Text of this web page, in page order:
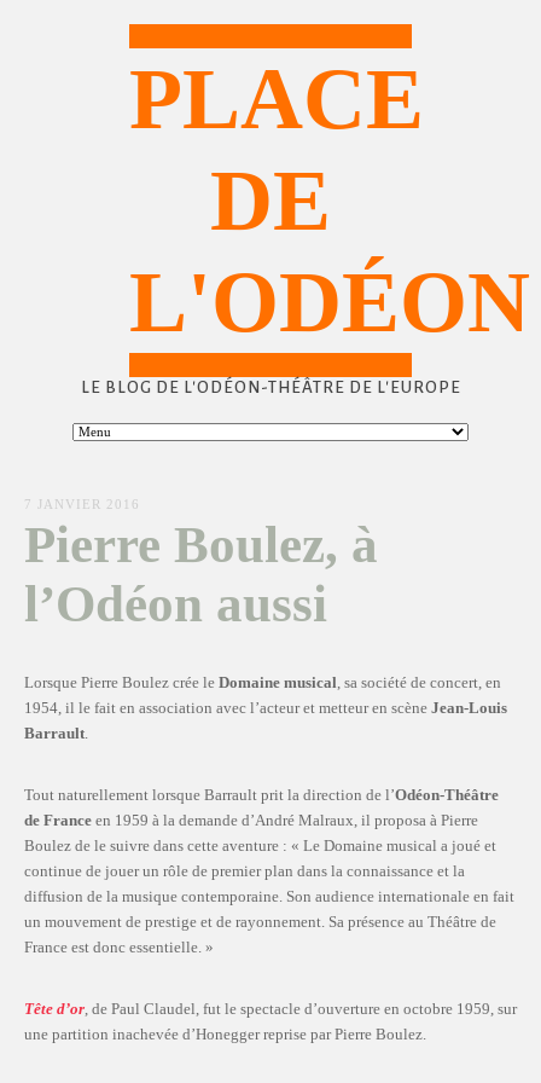
PLACE
DE
L'ODÉON
LE BLOG DE L'ODÉON-THÉÂTRE DE L'EUROPE
7 JANVIER 2016
Pierre Boulez, à
l’Odéon aussi
Lorsque Pierre Boulez crée le Domaine musical, sa société de concert, en
1954, il le fait en association avec l’acteur et metteur en scène Jean-Louis
Barrault.
Tout naturellement lorsque Barrault prit la direction de l’Odéon-Théâtre
de France en 1959 à la demande d’André Malraux, il proposa à Pierre
Boulez de le suivre dans cette aventure : « Le Domaine musical a joué et
continue de jouer un rôle de premier plan dans la connaissance et la
diffusion de la musique contemporaine. Son audience internationale en fait
un mouvement de prestige et de rayonnement. Sa présence au Théâtre de
France est donc essentielle. »
Tête d’or, de Paul Claudel, fut le spectacle d’ouverture en octobre 1959, sur
une partition inachevée d’Honegger reprise par Pierre Boulez.